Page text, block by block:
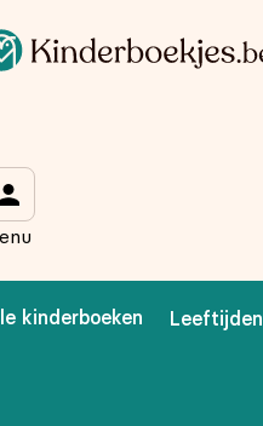
kinderboeken Leeftijden
blijven van onze acties?